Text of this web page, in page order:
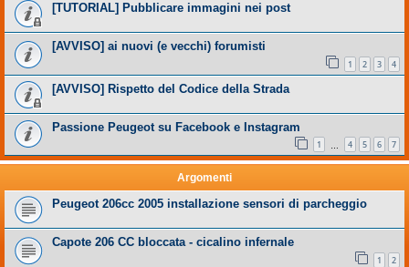
[TUTORIAL] Pubblicare immagini nei post
[AVVISO] ai nuovi (e vecchi) forumisti
1 2 3 4
[AVVISO] Rispetto del Codice della Strada
Passione Peugeot su Facebook e Instagram
1 4 5 6 7
Argomenti
Peugeot 206cc 2005 installazione sensori di parcheggio
Capote 206 CC bloccata - cicalino infernale
1 2